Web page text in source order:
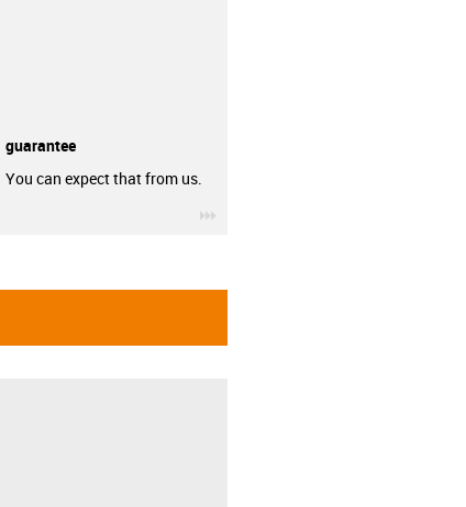
guarantee
You can expect that from us.